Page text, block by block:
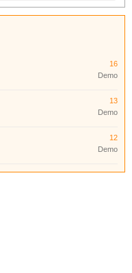
16
Demo
13
Demo
12
Demo